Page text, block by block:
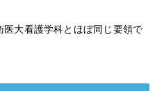
大看護学科とほぼ同じ要領で